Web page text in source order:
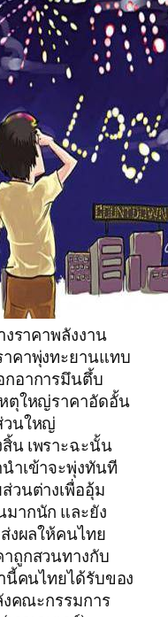
ราคาพลังงาน
คาพุ่งทะยานแทบ
กอาการมึนตึ้บ
ตุใหญ่ราคาอัดอั้น
วนใหญ่
น เพราะฉะนั้น
ำเข้าจะพุ่งทันที
วนต่างเพื่ออุ้ม
ากนัก และยัง
งผลให้คนไทย
ถูกสวนทางกับ
นี้คนไทยได้รับของ
งคณะกรรมการ